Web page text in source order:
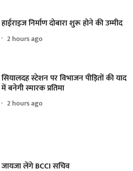
हाईराइज निर्माण दोबारा शुरू होने की उम्मीद
2 hours ago
सियालदह स्टेशन पर विभाजन पीड़ितों की याद
में बनेगी स्मारक प्रतिमा
2 hours ago
जायजा लेंगे BCCI सचिव